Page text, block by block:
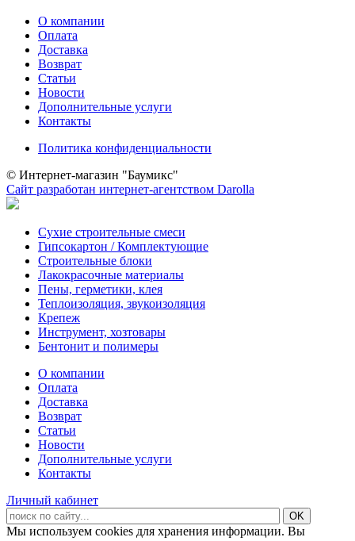
О компании
Оплата
Доставка
Возврат
Статьи
Новости
Дополнительные услуги
Контакты
Политика конфиденциальности
© Интернет-магазин "Баумикс"
Сайт разработан интернет-агентством Darolla
Сухие строительные смеси
Гипсокартон / Комплектующие
Строительные блоки
Лакокрасочные материалы
Пены, герметики, клея
Теплоизоляция, звукоизоляция
Крепеж
Инструмент, хозтовары
Бентонит и полимеры
О компании
Оплата
Доставка
Возврат
Статьи
Новости
Дополнительные услуги
Контакты
Личный кабинет
Мы используем cookies для хранения информации. Вы